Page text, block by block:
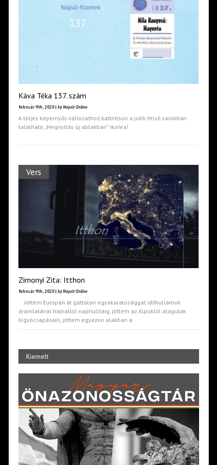
Káva Téka 137. szám
február 9th, 2020 | by Napút Online
A teljes képernyős változathoz kattintson a jobb felső sarokban
található „Megnyitás új ablakban” ikonra!
Vers
Zimonyi Zita: Itthon
február 9th, 2020 | by Napút Online
Jöttem Európán át gáttalan egyakaratúsággal időhullámok
áramlatával hajnaltól naphulltáig, jöttem az Alpoktól alagutak
kígyócsapásain, jöttem egyazon alakban a
Kiemelt